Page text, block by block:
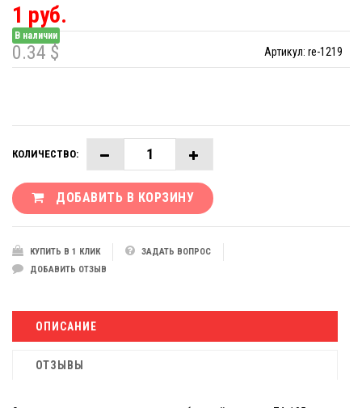
1 руб.
В наличии
Артикул: re-1219
0.34 $
КОЛИЧЕСТВО:
ДОБАВИТЬ В КОРЗИНУ
КУПИТЬ В 1 КЛИК
ЗАДАТЬ ВОПРОС
ДОБАВИТЬ ОТЗЫВ
ОПИСАНИЕ
ОТЗЫВЫ